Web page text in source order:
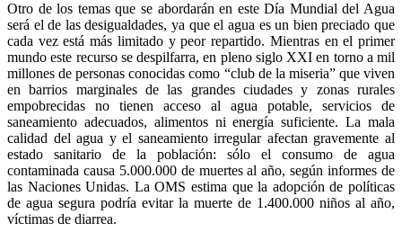
Otro de los temas que se abordarán en este Día Mundial del Agua
será el de las desigualdades, ya que el agua es un bien preciado que
cada vez está más limitado y peor repartido. Mientras en el primer
mundo este recurso se despilfarra, en pleno siglo XXI en torno a mil
millones de personas conocidas como “club de la miseria” que viven
en barrios marginales de las grandes ciudades y zonas rurales
empobrecidas no tienen acceso al agua potable, servicios de
saneamiento adecuados, alimentos ni energía suficiente. La mala
calidad del agua y el saneamiento irregular afectan gravemente al
estado sanitario de la población: sólo el consumo de agua
contaminada causa 5.000.000 de muertes al año, según informes de
las Naciones Unidas. La OMS estima que la adopción de políticas
de agua segura podría evitar la muerte de 1.400.000 niños al año,
víctimas de diarrea.